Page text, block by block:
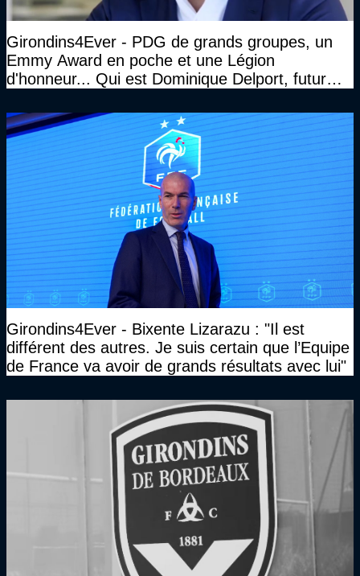
Girondins4Ever - PDG de grands groupes, un
Emmy Award en poche et une Légion
d'honneur... Qui est Dominique Delport, futur
Girondins4Ever - Bixente Lizarazu : "Il est
différent des autres. Je suis certain que l’Equipe
de France va avoir de grands résultats avec lui"